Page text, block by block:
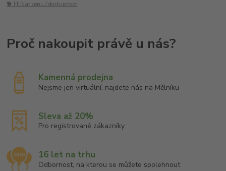
🐕 Hlídat cenu / dostupnost
Kamenná prodejna
Nejsme jen virtuální, najdete nás na Mělníku
Sleva až 20%
Pro registrované zákazníky
16 let na trhu
Odbornost, na kterou se můžete spolehnout